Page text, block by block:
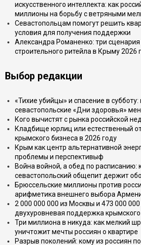
искусственного интеллекта: как
миллионы на борьбу с ветряными
Севастопольцам помогут решить
условия для получения поддержки
Александра Романенко: три
строительного ритейла в Крыму 2026
Выбор редакции
«Тихие убийцы» и спасение в субботу:
севастопольские «Дни здоровья»
Кого вычистят с рынка российской
Кладбище юрлиц или естественный
крымского бизнеса в 2026 году
Крым как центр альтернативной
проблемы и перспективыф
Война войной, а обед по расписанию:
севастопольский общепит держит
Брюссельские миллионы против
арифметика внешнего выбора
2 000 000 000 из Москвы и 473 000
двухуровневая поддержка крымского
Три миллиона в никуда: как мелкий
уничтожит мечты россиян о квартире
Разрыв поколений: кому из россиян